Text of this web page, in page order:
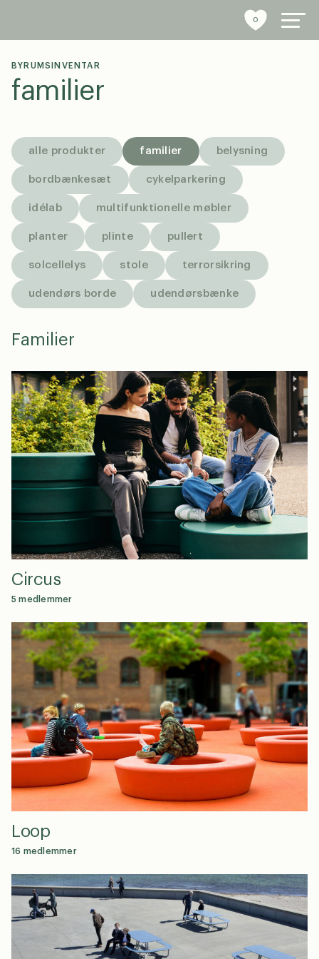
0
byrumsinventar
referencer
bæredygtighed
tools
stories
om os
en dk
BYRUMSINVENTAR
familier
alle produkter familier belysning
bordbænkesæt cykelparkering
idélab multifunktionelle møbler
planter plinte pullert
solcellelys stole terrorsikring
udendørs borde udendørsbænke
Familier
Circus
5 medlemmer
Loop
16 medlemmer